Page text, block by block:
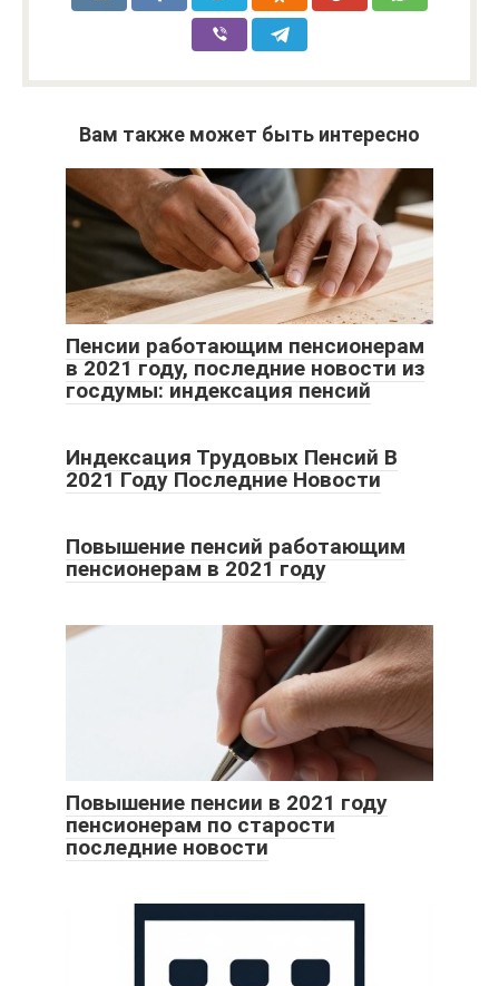
Вам также может быть интересно
Пенсии работающим пенсионерам
в 2021 году, последние новости из
госдумы: индексация пенсий
Индексация Трудовых Пенсий В
2021 Году Последние Новости
Повышение пенсий работающим
пенсионерам в 2021 году
Повышение пенсии в 2021 году
пенсионерам по старости
последние новости